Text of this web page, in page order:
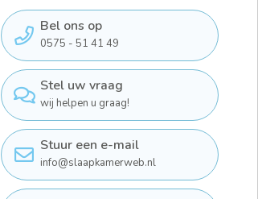
Bel ons op
0575 - 51 41 49
Stel uw vraag
wij helpen u graag!
Stuur een e-mail
info@slaapkamerweb.nl